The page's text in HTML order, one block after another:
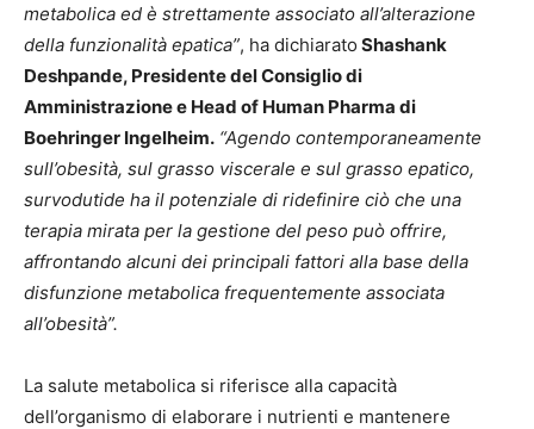
metabolica ed è strettamente associato all’alterazione
della funzionalità epatica”, ha dichiarato Shashank
Deshpande, Presidente del Consiglio di
Amministrazione e Head of Human Pharma di
Boehringer Ingelheim. “Agendo contemporaneamente
sull’obesità, sul grasso viscerale e sul grasso epatico,
survodutide ha il potenziale di ridefinire ciò che una
terapia mirata per la gestione del peso può offrire,
affrontando alcuni dei principali fattori alla base della
disfunzione metabolica frequentemente associata
all’obesità”.
La salute metabolica si riferisce alla capacità
dell’organismo di elaborare i nutrienti e mantenere